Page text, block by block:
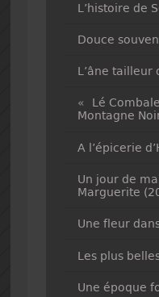
L’histoire de
Douce
L’âne tailleur
« Lé
Montagne
A l’épicerie
Un jour de
Marguerite
Une fleur
Les plus
Une époque